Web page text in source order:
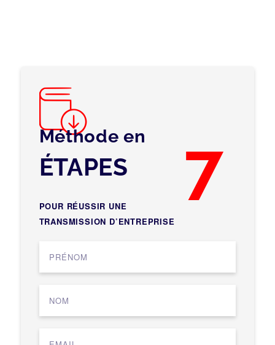
Méthode en 7
ÉTAPES
POUR RÉUSSIR UNE
TRANSMISSION D’ENTREPRISE